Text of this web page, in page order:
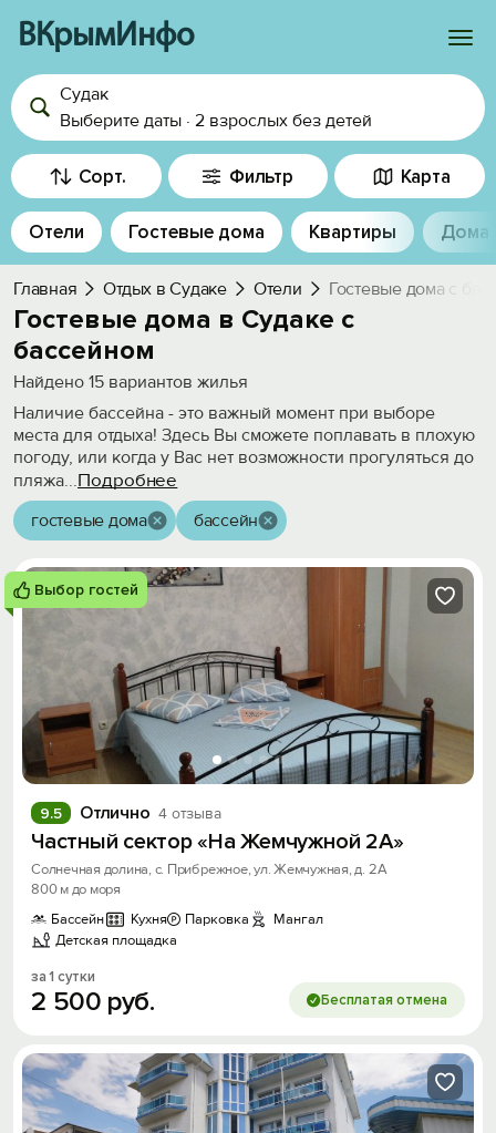
ВКрымИнфо
Войти
Избранное
История просмотра
Добавить свой объект
Судак
Выберите даты · 2 взрослых без детей
Сорт. Фильтр Карта
Отели Гостевые дома Квартиры Дома
Главная Отдых в Судаке Отели Гостевые дома с
Гостевые дома в Судаке с
бассейном
Найдено 15 вариантов жилья
Наличие бассейна - это важный момент при выборе
места для отдыха! Здесь Вы сможете поплавать в плохую
погоду, или когда у Вас нет возможности прогуляться до
пляжа...Подробнее
гостевые дома бассейн
Выбор гостей
Отлично 4 отзыва
9.5
Частный сектор «На Жемчужной 2А»
Солнечная долина, с. Прибрежное, ул. Жемчужная, д. 2А
800 м до моря
Бассейн
Кухня Парковка
Мангал
Детская площадка
за 1 сутки
2 500 руб. Бесплатая отмена